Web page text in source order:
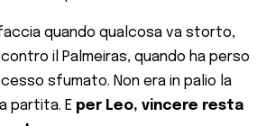
quando qualcosa va storto,
il Palmeiras, quando ha perso
sfumato. Non era in palio la
partita. E per Leo, vincere resta